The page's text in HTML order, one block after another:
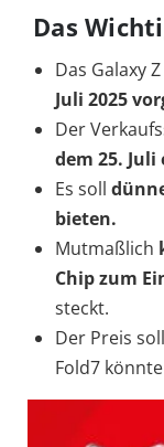
Das
Das Galaxy
Juli 2025
Der
dem 25. Juli
Es soll
bieten.
Mutmaßlich
Chip zum
steckt.
Der Preis
Fold7 könnte